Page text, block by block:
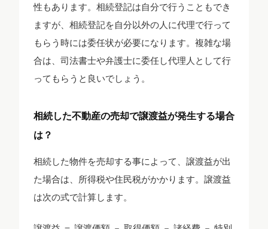
性もあります。相続登記は自分で行うこともでき
ますが、相続登記を自分以外の人に代理で行って
もらう時には委任状が必要になります。複雑な場
合は、司法書士や弁護士に委任し代理人として行
ってもらうと良いでしょう。
相続した不動産の売却で譲渡益が発生する場合
は？
相続した物件を売却する事によって、譲渡益が出
た場合は、所得税や住民税がかかります。譲渡益
は次の式で計算します。